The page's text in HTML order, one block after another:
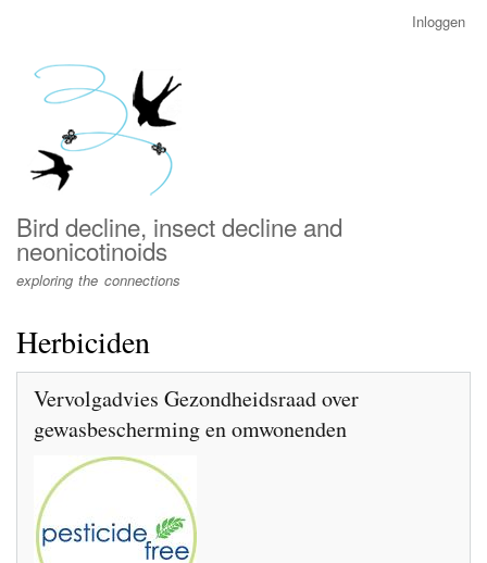
menu
Inloggen
Bird decline, insect decline and
neonicotinoids
exploring the connections
Herbiciden
Vervolgadvies Gezondheidsraad over
gewasbescherming en omwonenden